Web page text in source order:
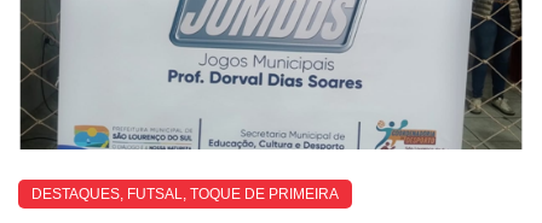
DESTAQUES FUTSAL TOQUE DE PRIMEIRA